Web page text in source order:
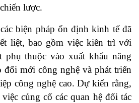
lược.
biện pháp ổn định kinh tế đã
liệt, bao gồm việc kiên trì với
phụ thuộc vào xuất khẩu năng
đổi mới công nghệ và phát triển
công nghệ cao. Dự kiến rằng,
củng cố các quan hệ đối tác